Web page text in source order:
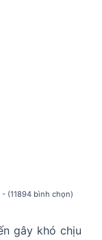
(11894 bình chọn)
gây khó chịu